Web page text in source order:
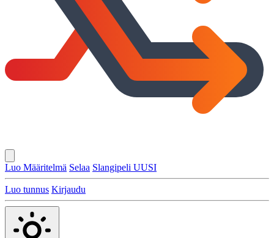
Luo Määritelmä Selaa Slangipeli UUSI
Luo tunnus Kirjaudu